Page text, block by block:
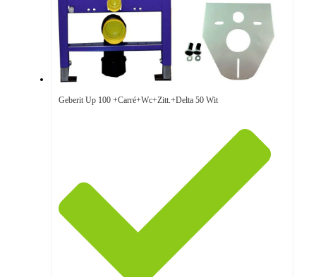
Geberit Up 100 +Carré+Wc+Zitt.+Delta 50 Wit